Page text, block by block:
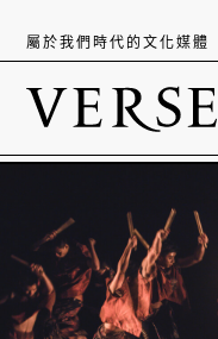
屬於我們時代的文化媒體